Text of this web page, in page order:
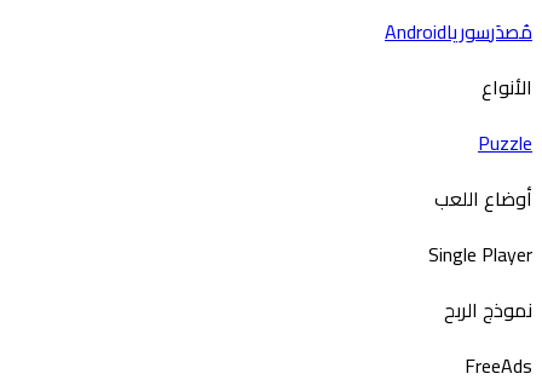
مُصدَرسورياAndroid
الأنواع
Puzzle
أوضاع اللعب
Single Player
نموذج الربح
FreeAds